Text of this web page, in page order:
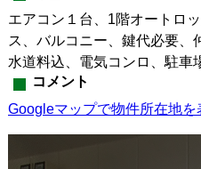
エアコン１台、1階オートロ
ス、バルコニー、鍵代必要、
水道料込、電気コンロ、駐車
コメント
Googleマップで物件所在地を